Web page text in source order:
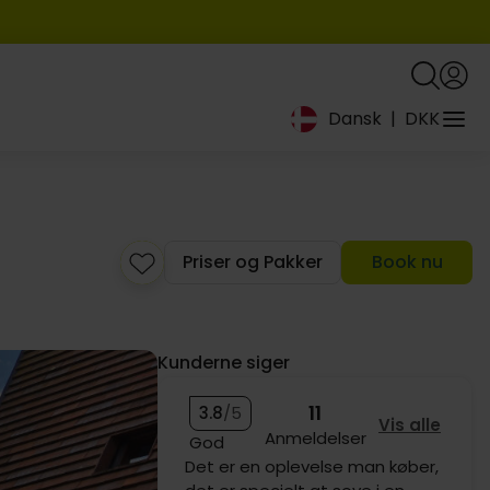
Dansk | DKK
Priser og Pakker
Book nu
Kunderne siger
3.8/5
God
11
Anmeldelser
Vis alle
Vand til maden og til vinen
499,-
1249,-
859,-